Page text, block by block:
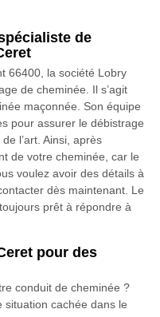
de
66400, la société Lobry
de cheminée. Il s’agit
maçonnée. Son équipe
pour assurer le débistrage
l’art. Ainsi, après
de votre cheminée, car le
voulez avoir des détails à
dès maintenant. Le
prêt à répondre à
pour des
conduit de cheminée ?
situation cachée dans le